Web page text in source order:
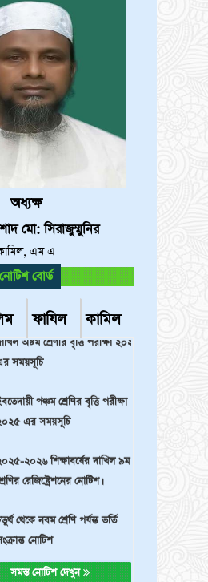
অধ্যক্ষ
মো: সিরাজুম্মুনির
এম এ
নোটিশ বোর্ড
ফাযিল কামিল
সহকারী শিক্ষক (গণিত)
নিয়োগ বিজ্ঞপ্তি
অষ্টম শ্রেণীর বৃত্তি পরীক্ষা ২০২৫
সময়সূচি
এর সময়সূচি
রেজিষ্ট্রেশনের নোটিশ।
নোটিশ
সমস্ত নোটিশ দেখুন